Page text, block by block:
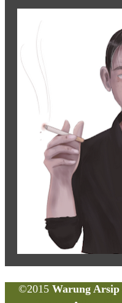
©2015 Warung Arsip